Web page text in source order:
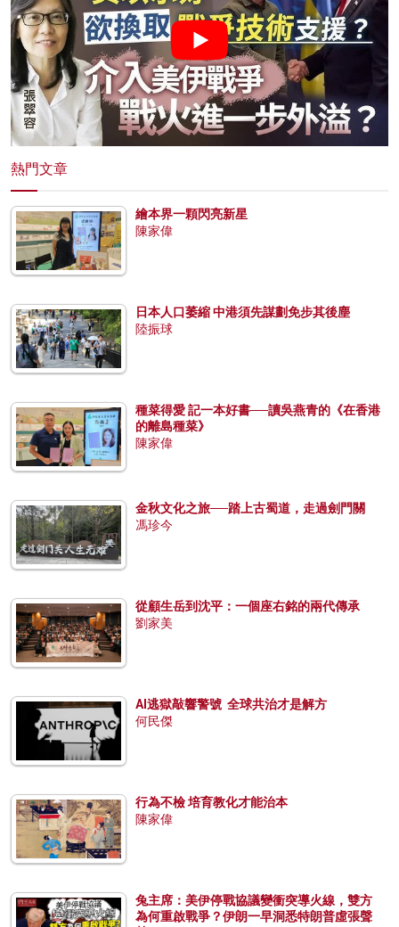
熱門文章
繪本界一顆閃亮新星
陳家偉
日本人口萎縮 中港須先謀劃免步其後塵
陸振球
種菜得愛 記一本好書──讀吳燕青的《在香港
的離島種菜》
陳家偉
金秋文化之旅──踏上古蜀道，走過劍門關
馮珍今
從顧生岳到沈平：一個座右銘的兩代傳承
劉家美
AI逃獄敲響警號 全球共治才是解方
何民傑
行為不檢 培育教化才能治本
陳家偉
兔主席：美伊停戰協議變衝突導火線，雙方
為何重啟戰爭？伊朗一早洞悉特朗普虛張聲